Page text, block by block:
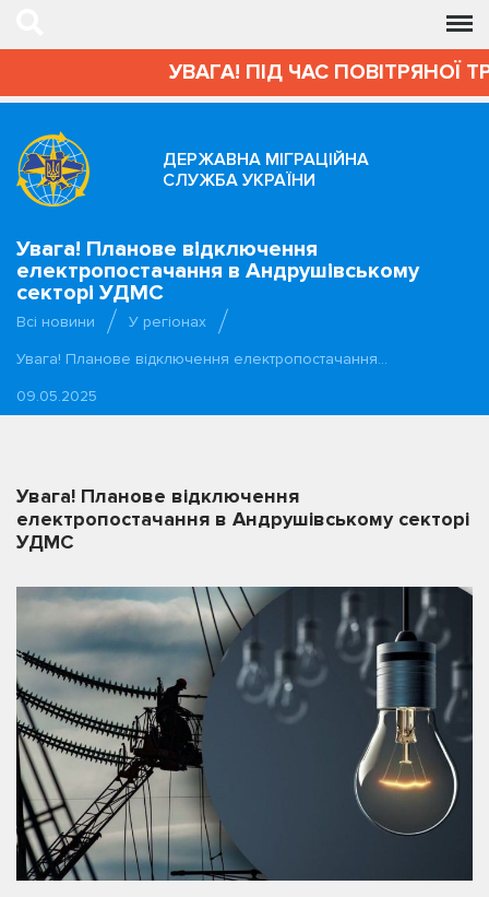
УВАГА! ПІД ЧАС ПОВІТРЯНОЇ
ДЕРЖАВНА МІГРАЦІЙНА
СЛУЖБА УКРАЇНИ
Увага! Планове відключення
електропостачання в Андрушівському
секторі УДМС
Всі новини
У регіонах
Увага! Планове відключення електропостачання…
09.05.2025
Увага! Планове відключення
електропостачання в Андрушівському секторі
УДМС